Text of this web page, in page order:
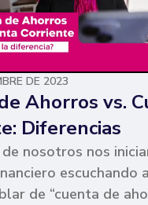
DE 2023
Ahorros vs.
Diferencias
nosotros nos
escuchando
de “cuenta de